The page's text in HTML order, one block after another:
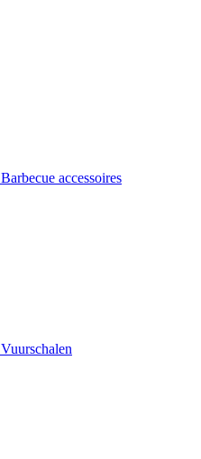
Barbecue accessoires
Vuurschalen